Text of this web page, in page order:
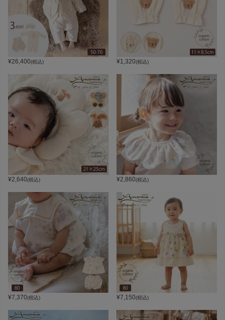
¥26,400(税込) ¥1,320(税込)
¥2,640(税込) ¥2,860(税込)
¥7,370(税込) ¥7,150(税込)